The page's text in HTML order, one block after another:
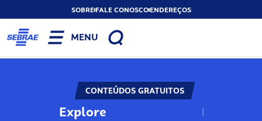
SOBREFALE CONOSCOENDEREÇOS
MENU
CONTEÚDOS GRATUITOS
Explore N